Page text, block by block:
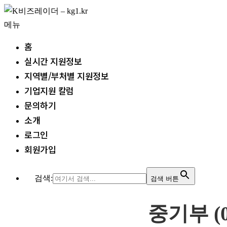
내
용
메뉴
홈
실시간 지원정보
지역별/부처별 지원정보
기업지원 칼럼
문의하기
소개
로그인
회원가입
검색: 검색 버튼
중기부